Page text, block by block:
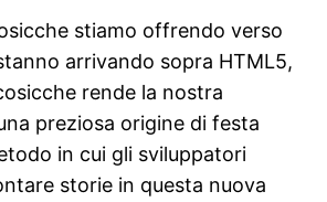
stiamo offrendo verso
arrivando sopra HTML5,
rende la nostra
preziosa origine di festa
in cui gli sviluppatori
storie in questa nuova